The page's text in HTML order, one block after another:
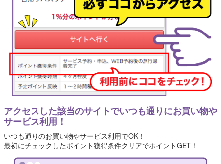
アクセスした該当のサイトでいつも通りにお買い物や
サービス利用！
いつも通りのお買い物やサービス利用でOK！
最初にチェックしたポイント獲得条件クリアでポイントGET！